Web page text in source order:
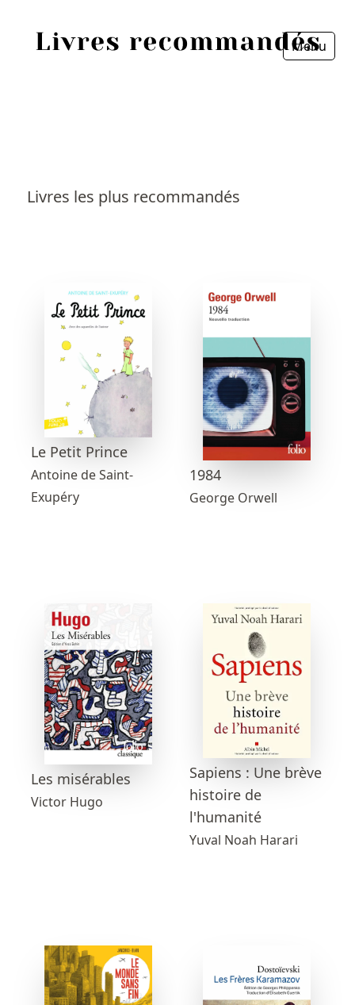
Menu
Livres les plus recommandés
Le Petit Prince
Antoine de Saint-
Exupéry
1984
George Orwell
Les misérables
Victor Hugo
Sapiens : Une brève
histoire de
l'humanité
Yuval Noah Harari
Livres les plus recommandés
Prix littéraires
Fermer